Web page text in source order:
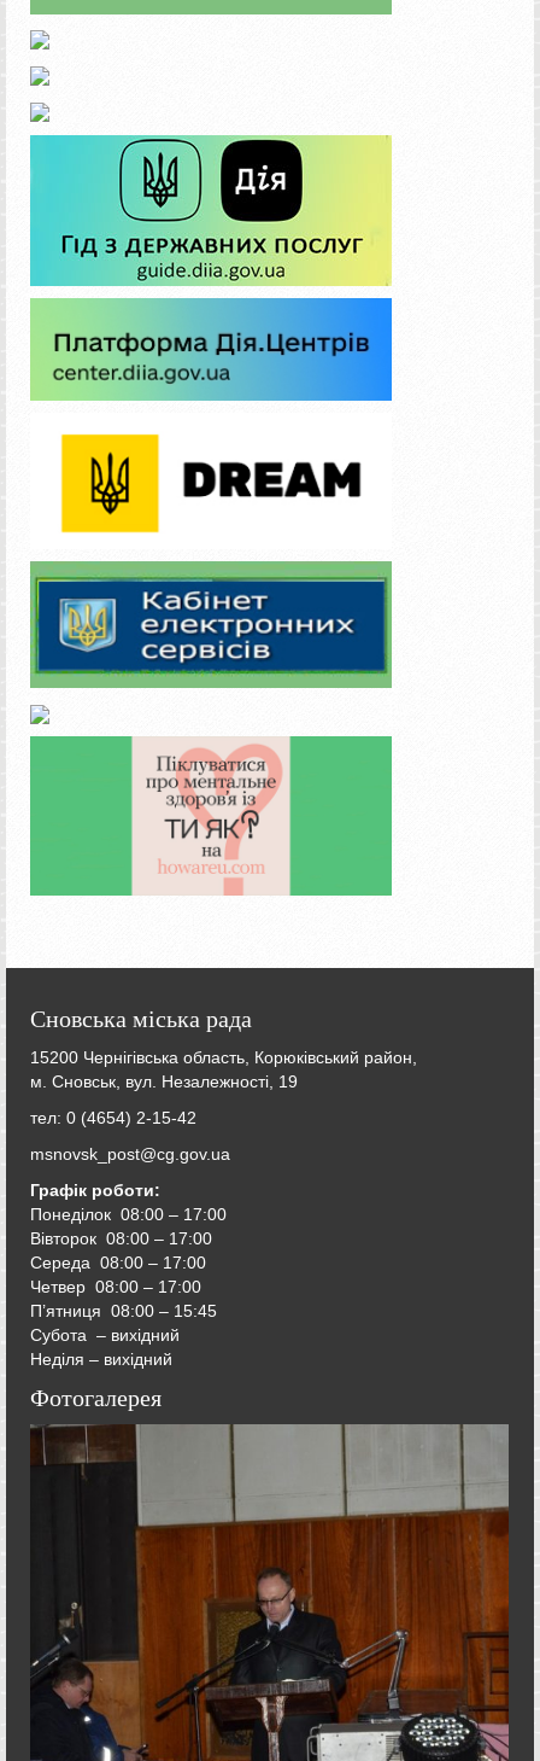
Сновська міська рада
15200 Чернігівська область, Корюківський район,
м. Сновськ, вул. Незалежності, 19
тел: 0 (4654) 2-15-42
msnovsk_post@cg.gov.ua
Графік роботи:
Понеділок 08:00 – 17:00
Вівторок 08:00 – 17:00
Середа 08:00 – 17:00
Четвер 08:00 – 17:00
П’ятниця 08:00 – 15:45
Субота – вихідний
Неділя – вихідний
Фотогалерея